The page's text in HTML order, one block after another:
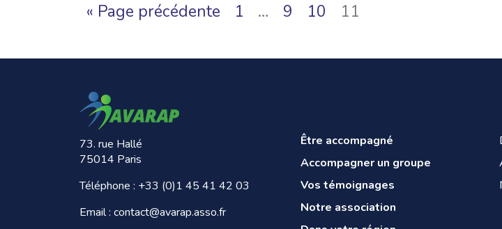
« Page précédente 1 … 9 10 11
73. rue Hallé
75014 Paris
Téléphone : +33 (0)1 45 41 42 03
Email : contact@avarap.asso.fr
Être accompagné
Accompagner un groupe
Vos témoignages
Notre association